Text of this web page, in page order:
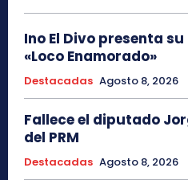
Ino El Divo presenta
«Loco Enamorado»
Destacadas Agosto 8, 2026
Fallece el diputado
del PRM
Destacadas Agosto 8, 2026